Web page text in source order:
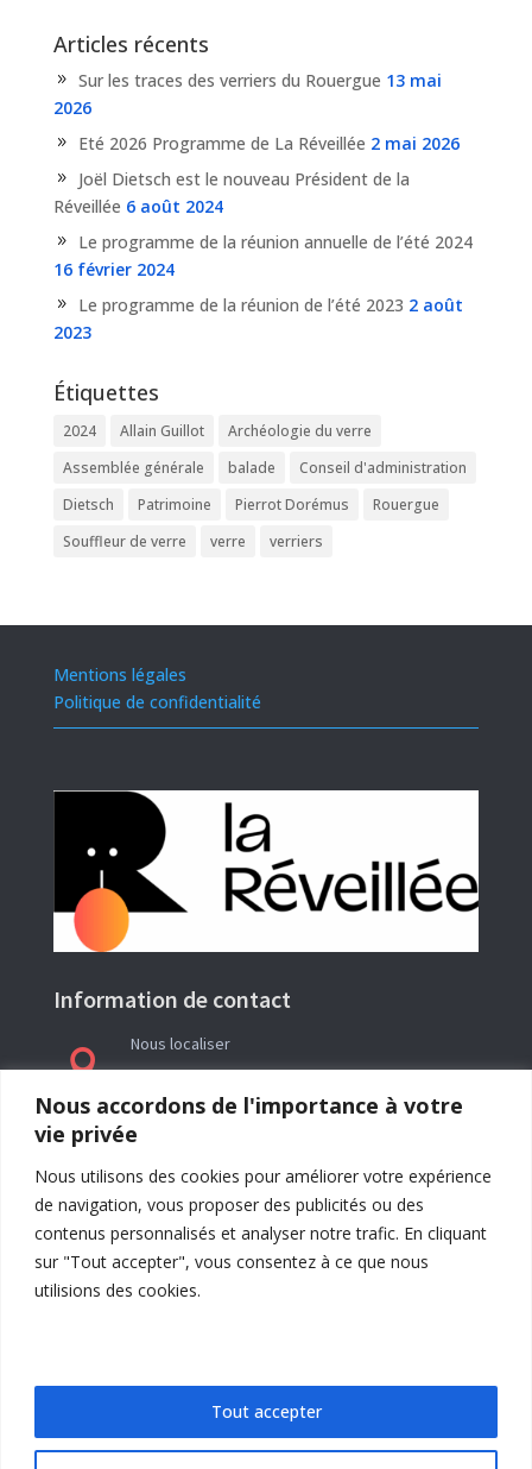
Nous accordons de l'importance à votre
vie privée
Nous utilisons des cookies pour améliorer votre expérience
de navigation, vous proposer des publicités ou des
contenus personnalisés et analyser notre trafic. En cliquant
sur "Tout accepter", vous consentez à ce que nous
utilisions des cookies.
Tout accepter
Articles récents
Sur les traces des verriers du Rouergue 13 mai
2026
Eté 2026 Programme de La Réveillée 2 mai 2026
Joël Dietsch est le nouveau Président de la
Réveillée 6 août 2024
Le programme de la réunion annuelle de l’été 2024
16 février 2024
Le programme de la réunion de l’été 2023 2 août
2023
Étiquettes
2024 Allain Guillot
Archéologie du verre
Assemblée générale
balade
Conseil d'administration
Dietsch
Patrimoine Pierrot Dorémus
Rouergue
Souffleur de verre
verre verriers
Mentions légales
Politique de confidentialité
Information de contact

Nous localiser
Le siège social de l’association La Réveillée se
trouve en Ariège (09) à l’adresse : Rieutailhol –
09290 Gabre